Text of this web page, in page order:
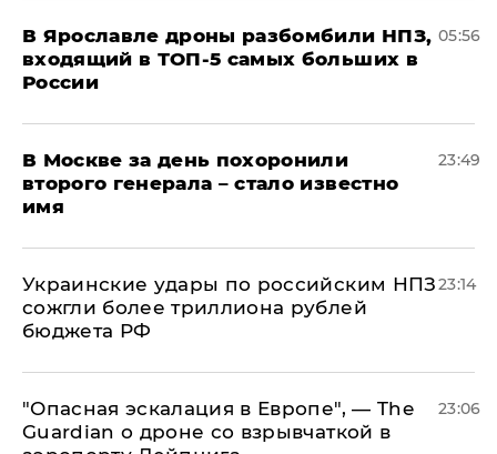
В Ярославле дроны разбомбили НПЗ,
входящий в ТОП-5 самых больших в
России
05:56
В Москве за день похоронили
второго генерала – стало известно
имя
23:49
Украинские удары по российским НПЗ
сожгли более триллиона рублей
бюджета РФ
23:14
"Опасная эскалация в Европе", — The
Guardian о дроне со взрывчаткой в
23:06